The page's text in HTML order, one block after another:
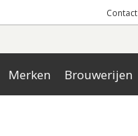
Contact
Merken Brouwerijen